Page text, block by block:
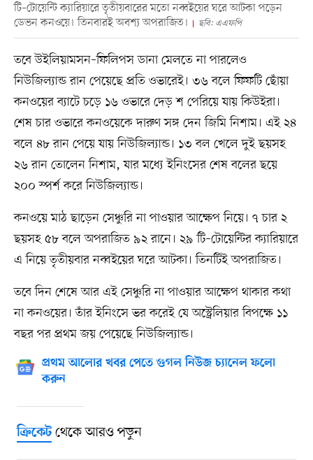
টি–টোয়েন্টি ক্যারিয়ারে তৃতীয়বারের মতো নব্বইয়ের ঘরে আটকা পড়েন
ডেভন কনওয়ে। তিনবারই অবশ্য অপরাজিত।
ছবি: এএফপি
তবে উইলিয়ামসন–ফিলিপস ডানা মেলতে না পারলেও
নিউজিল্যান্ড রান পেয়েছে প্রতি ওভারেই। ৩৬ বলে ফিফটি ছোঁয়া
কনওয়ের ব্যাটে চড়ে ১৬ ওভারে দেড় শ পেরিয়ে যায় কিউইরা।
শেষ চার ওভারে কনওয়েকে দারুণ সঙ্গ দেন জিমি নিশাম। এই ২৪
বলে ৪৮ রান পেয়ে যায় নিউজিল্যান্ড। ১৩ বল খেলে দুই ছয়সহ
২৬ রান তোলেন নিশাম, যার মধ্যে ইনিংসের শেষ বলের ছয়ে
২০০ স্পর্শ করে নিউজিল্যান্ড।
কনওয়ে মাঠ ছাড়েন সেঞ্চুরি না পাওয়ার আক্ষেপ নিয়ে। ৭ চার ২
ছয়সহ ৫৮ বলে অপরাজিত ৯২ রানে। ২৯ টি–টোয়েন্টির ক্যারিয়ারে
এ নিয়ে তৃতীয়বার নব্বইয়ের ঘরে আটকা। তিনটিই অপরাজিত।
তবে দিন শেষে আর এই সেঞ্চুরি না পাওয়ার আক্ষেপ থাকার কথা
না কনওয়ের। তাঁর ইনিংসে ভর করেই যে অস্ট্রেলিয়ার বিপক্ষে ১১
বছর পর প্রথম জয় পেয়েছে নিউজিল্যান্ড।
প্রথম আলোর খবর পেতে গুগল নিউজ চ্যানেল ফলো
করুন
ক্রিকেটথেকে আরও পড়ুন